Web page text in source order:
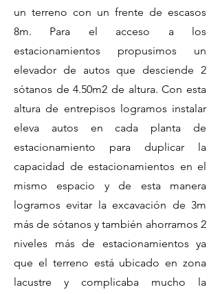
un terreno con un frente de escasos
8m. Para el acceso a los
estacionamientos propusimos un
elevador de autos que desciende 2
sótanos de 4.50m2 de altura. Con esta
altura de entrepisos logramos instalar
eleva autos en cada planta de
estacionamiento para duplicar la
capacidad de estacionamientos en el
mismo espacio y de esta manera
logramos evitar la excavación de 3m
más de sótanos y también ahorramos 2
niveles más de estacionamientos ya
que el terreno está ubicado en zona
lacustre y complicaba mucho la